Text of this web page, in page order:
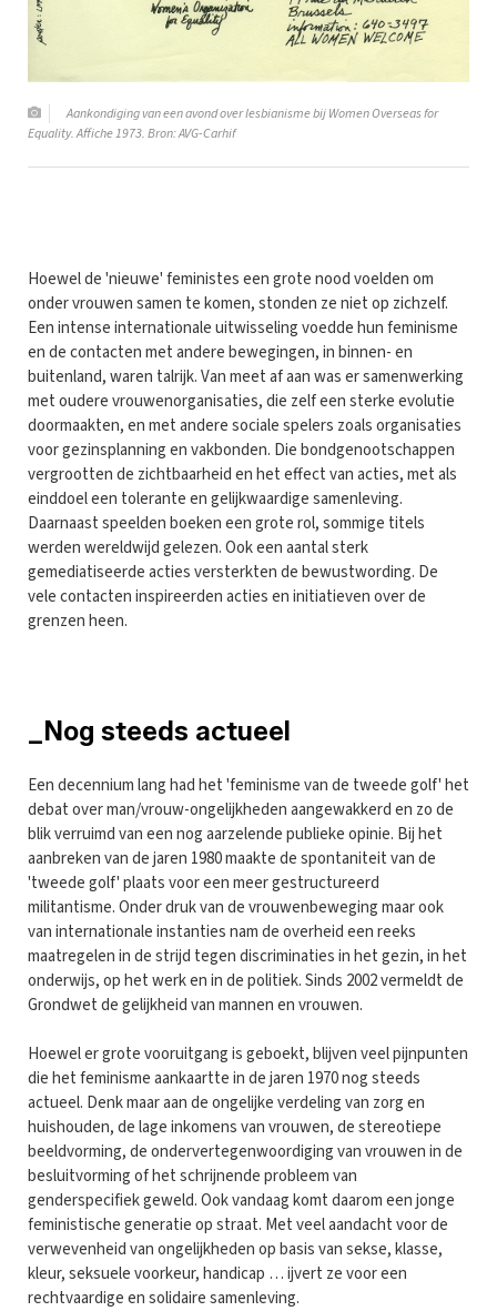
Aankondiging van een avond over lesbianisme bij Women Overseas for
Equality. Affiche 1973. Bron: AVG-Carhif
Hoewel de 'nieuwe' feministes een grote nood voelden om
onder vrouwen samen te komen, stonden ze niet op zichzelf.
Een intense internationale uitwisseling voedde hun feminisme
en de contacten met andere bewegingen, in binnen- en
buitenland, waren talrijk. Van meet af aan was er samenwerking
met oudere vrouwenorganisaties, die zelf een sterke evolutie
doormaakten, en met andere sociale spelers zoals organisaties
voor gezinsplanning en vakbonden. Die bondgenootschappen
vergrootten de zichtbaarheid en het effect van acties, met als
einddoel een tolerante en gelijkwaardige samenleving.
Daarnaast speelden boeken een grote rol, sommige titels
werden wereldwijd gelezen. Ook een aantal sterk
gemediatiseerde acties versterkten de bewustwording. De
vele contacten inspireerden acties en initiatieven over de
grenzen heen.
_Nog steeds actueel
Een decennium lang had het 'feminisme van de tweede golf' het
debat over man/vrouw-ongelijkheden aangewakkerd en zo de
blik verruimd van een nog aarzelende publieke opinie. Bij het
aanbreken van de jaren 1980 maakte de spontaniteit van de
'tweede golf' plaats voor een meer gestructureerd
militantisme. Onder druk van de vrouwenbeweging maar ook
van internationale instanties nam de overheid een reeks
maatregelen in de strijd tegen discriminaties in het gezin, in het
onderwijs, op het werk en in de politiek. Sinds 2002 vermeldt de
Grondwet de gelijkheid van mannen en vrouwen.
Hoewel er grote vooruitgang is geboekt, blijven veel pijnpunten
die het feminisme aankaartte in de jaren 1970 nog steeds
actueel. Denk maar aan de ongelijke verdeling van zorg en
huishouden, de lage inkomens van vrouwen, de stereotiepe
beeldvorming, de ondervertegenwoordiging van vrouwen in de
besluitvorming of het schrijnende probleem van
genderspecifiek geweld. Ook vandaag komt daarom een jonge
feministische generatie op straat. Met veel aandacht voor de
verwevenheid van ongelijkheden op basis van sekse, klasse,
kleur, seksuele voorkeur, handicap … ijvert ze voor een
rechtvaardige en solidaire samenleving.